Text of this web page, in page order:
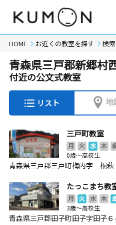
HOME お近くの教室を探す 検
青森県三戸郡新郷村
付近の公文式教室
リスト 地
三戸町教室
月 火 水 木
0歳～高校生
青森県三戸郡三戸町梅内字 桐
たっこまち教
月 火 水 木
3歳～高校生
青森県三戸郡田子町田子字田子６